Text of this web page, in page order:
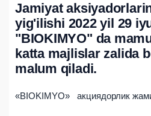
Jamiyat
yig'ilishi 2022 yil 29
"BIOKIMYO" da
katta majlislar zalida
malum qiladi.
«BIOKIMYO» акциядорлик